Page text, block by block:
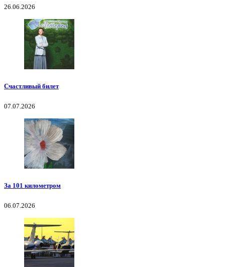
26.06.2026
Счастливый билет
07.07.2026
За 101 километром
06.07.2026